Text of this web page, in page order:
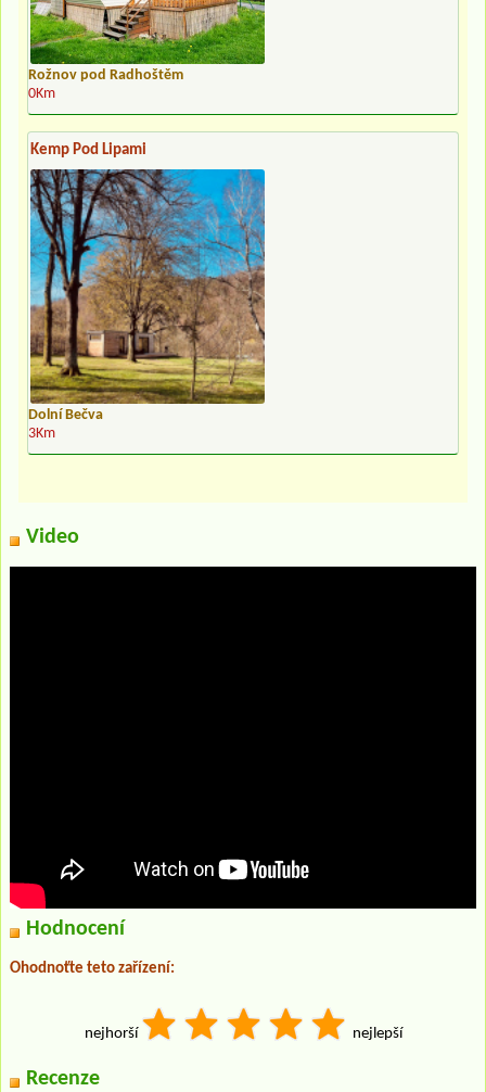
Rožnov pod Radhoštěm
0Km
Kemp Pod Lipami
Dolní Bečva
3Km
Video
Hodnocení
Ohodnoťte teto zařízení:
nejhorší nejlepší
Recenze